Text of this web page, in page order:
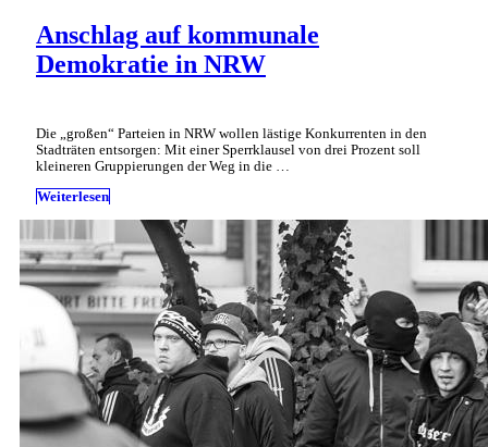
Anschlag auf kommunale
Demokratie in NRW
Die „großen“ Parteien in NRW wollen lästige Konkurrenten in den
Stadträten entsorgen: Mit einer Sperrklausel von drei Prozent soll
kleineren Gruppierungen der Weg in die …
Weiterlesen